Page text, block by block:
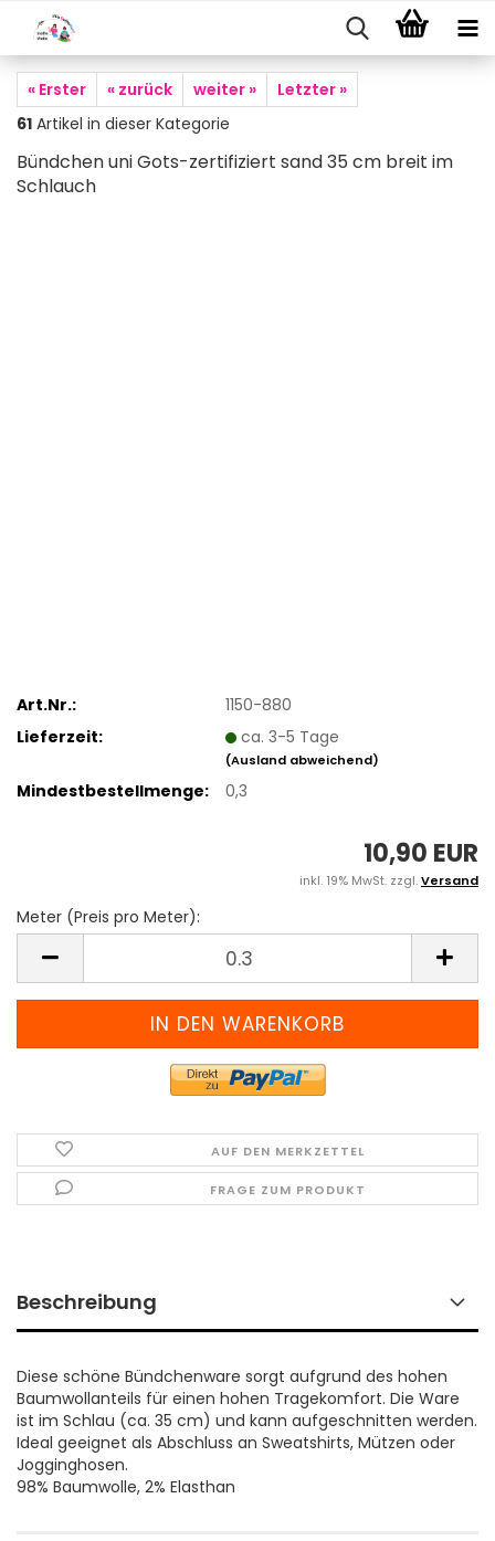
« Erster « zurück weiter »
Letzter »
61 Artikel in dieser Kategorie
Bündchen uni Gots-zertifiziert sand 35 cm breit im
Schlauch
Art.Nr.:
1150-880
Lieferzeit:
ca. 3-5 Tage
(Ausland abweichend)
Mindestbestellmenge: 0,3
10,90 EUR
inkl. 19% MwSt. zzgl.Versand
Meter (Preis pro Meter):
(Preis
pro
AUF DEN MERKZETTEL
FRAGE ZUM PRODUKT
Beschreibung
Diese schöne Bündchenware sorgt aufgrund des hohen
Baumwollanteils für einen hohen Tragekomfort. Die Ware
ist im Schlau (ca. 35 cm) und kann aufgeschnitten werden.
Ideal geeignet als Abschluss an Sweatshirts, Mützen oder
Jogginghosen.
98% Baumwolle, 2% Elasthan